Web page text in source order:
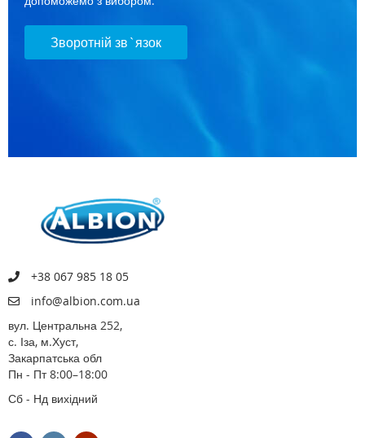
Зворотній зв`язок
+38 067 985 18 05
info@albion.com.ua
вул. Центральна 252,
с. Іза, м.Хуст,
Закарпатська обл
Пн - Пт 8:00–18:00
Сб - Нд вихідний